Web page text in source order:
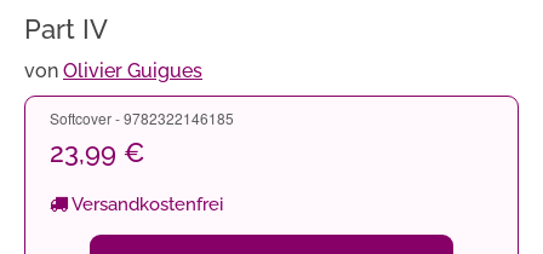
Part IV
von Olivier Guigues
Softcover - 9782322146185
23,99 €
Versandkostenfrei